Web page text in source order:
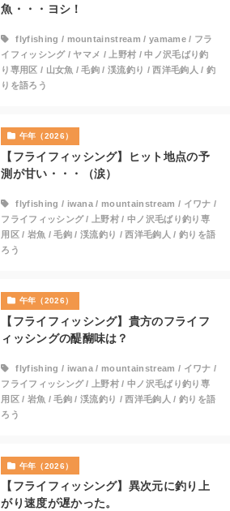
魚・・・ヨシ！
flyfishing / mountainstream / yamame/ フラ
イフィッシング/ ヤマメ / 上野村 /中ノ沢毛ばり釣
り専用区 / 山女魚 /毛鉤 /渓流釣り /西洋毛鉤人 / 釣
りを語ろう
午年（2026）
【フライフィッシング】ヒット地点の予
測が甘い・・・（涙）
flyfishing / iwana /mountainstream / イワナ /
フライフィッシング/ 上野村 /中ノ沢毛ばり釣り専
用区/ 岩魚 /毛鉤 /渓流釣り /西洋毛鉤人 / 釣りを語
ろう
午年（2026）
【フライフィッシング】貴方のフライフ
ィッシングの醍醐味は？
flyfishing / iwana /mountainstream / イワナ /
フライフィッシング/ 上野村 /中ノ沢毛ばり釣り専
用区/ 岩魚 /毛鉤 /渓流釣り /西洋毛鉤人 / 釣りを語
ろう
午年（2026）
【フライフィッシング】異次元に釣り上
がり速度が遅かった。